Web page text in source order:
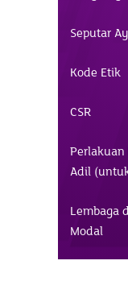
Seputar
Kode Etik
CSR
Perlakuan
Adil
Lembaga
Modal